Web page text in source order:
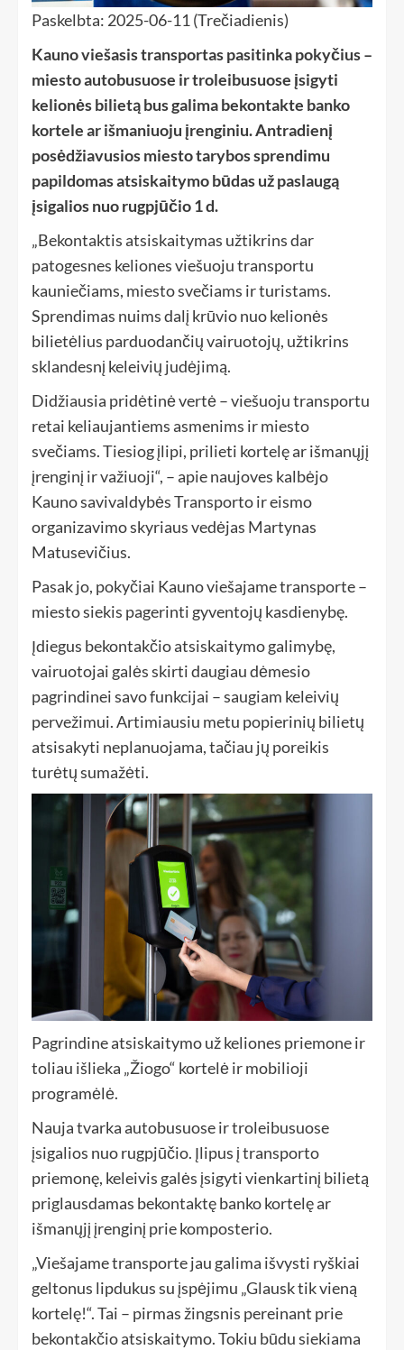
Paskelbta: 2025-06-11 (Trečiadienis)
Kauno viešasis transportas pasitinka pokyčius –
miesto autobusuose ir troleibusuose įsigyti
kelionės bilietą bus galima bekontakte banko
kortele ar išmaniuoju įrenginiu. Antradienį
posėdžiavusios miesto tarybos sprendimu
papildomas atsiskaitymo būdas už paslaugą
įsigalios nuo rugpjūčio1 d.
„Bekontaktis atsiskaitymas užtikrins dar
patogesnes keliones viešuoju transportu
kauniečiams, miesto svečiams ir turistams.
Sprendimas nuims dalį krūvio nuo kelionės
bilietėlius parduodančių vairuotojų, užtikrins
sklandesnį keleivių judėjimą.
Didžiausia pridėtinė vertė – viešuoju transportu
retai keliaujantiems asmenims ir miesto
svečiams. Tiesiog įlipi, prilieti kortelę ar išmanųjį
įrenginį ir važiuoji“, – apie naujoves kalbėjo
Kauno savivaldybės Transporto ir eismo
organizavimo skyriaus vedėjas Martynas
Matusevičius.
Pasak jo, pokyčiai Kauno viešajame transporte –
miesto siekis pagerinti gyventojų kasdienybę.
Įdiegus bekontakčio atsiskaitymo galimybę,
vairuotojai galės skirti daugiau dėmesio
pagrindinei savo funkcijai – saugiam keleivių
pervežimui. Artimiausiu metu popierinių bilietų
atsisakyti neplanuojama, tačiau jų poreikis
turėtų sumažėti.
Pagrindine atsiskaitymo už keliones priemone ir
toliau išlieka „Žiogo“ kortelė ir mobilioji
programėlė.
Nauja tvarka autobusuose ir troleibusuose
įsigalios nuo rugpjūčio. Įlipus į transporto
priemonę, keleivis galės įsigyti vienkartinį bilietą
priglausdamas bekontaktę banko kortelę ar
išmanųjį įrenginį prie komposterio.
„Viešajame transporte jau galima išvysti ryškiai
geltonus lipdukus su įspėjimu „Glausk tik vieną
kortelę!“. Tai – pirmas žingsnis pereinant prie
bekontakčio atsiskaitymo. Tokiu būdu siekiama